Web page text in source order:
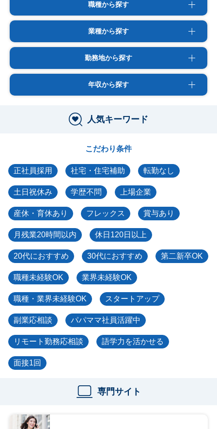
職種から探す
業種から探す
勤務地から探す
年収から探す
人気キーワード
こだわり条件
正社員採用 社宅・住宅補助 転勤なし
土日祝休み 学歴不問 上場企業
産休・育休あり フレックス 賞与あり
月残業20時間以内 休日120日以上
20代におすすめ 30代におすすめ 第二新卒OK
職種未経験OK 業界未経験OK
職種・業界未経験OK スタートアップ
副業応相談 パパママ社員活躍中
リモート勤務応相談 語学力を活かせる
面接1回
専門サイト